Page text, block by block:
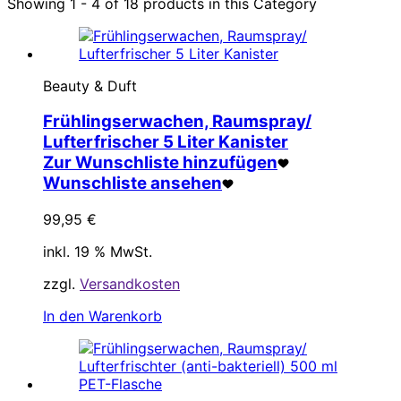
Beauty & Duft
Frühlingserwachen, Raumspray/
Lufterfrischer 5 Liter Kanister
Zur Wunschliste hinzufügen
Wunschliste ansehen
99,95 €
inkl. 19 % MwSt.
zzgl. Versandkosten
In den Warenkorb